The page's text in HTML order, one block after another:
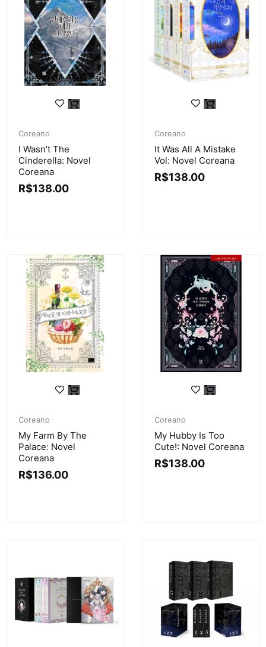
Coreano
I Wasn’t The
Cinderella: Novel
Coreana
R$138.00
Coreano
It Was All A Mistake
Vol: Novel Coreana
R$138.00
Coreano
My Farm By The
Palace: Novel
Coreana
R$136.00
Coreano
My Hubby Is Too
Cute!: Novel Coreana
R$138.00